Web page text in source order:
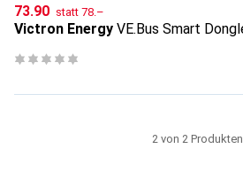
CHF
73.90 statt CHF
78.–
Victron Energy VE.Bus Smart
2 von 2 Produkten